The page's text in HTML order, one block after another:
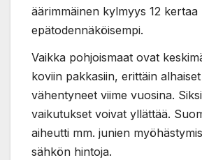
äärimmäinen kylmyys 12 kertaa
epätodennäköisempi.
Vaikka pohjoismaat ovat
koviin pakkasiin, erittäin
vähentyneet viime vuosina.
vaikutukset voivat yllättää.
aiheutti mm. junien
sähkön hintoja.